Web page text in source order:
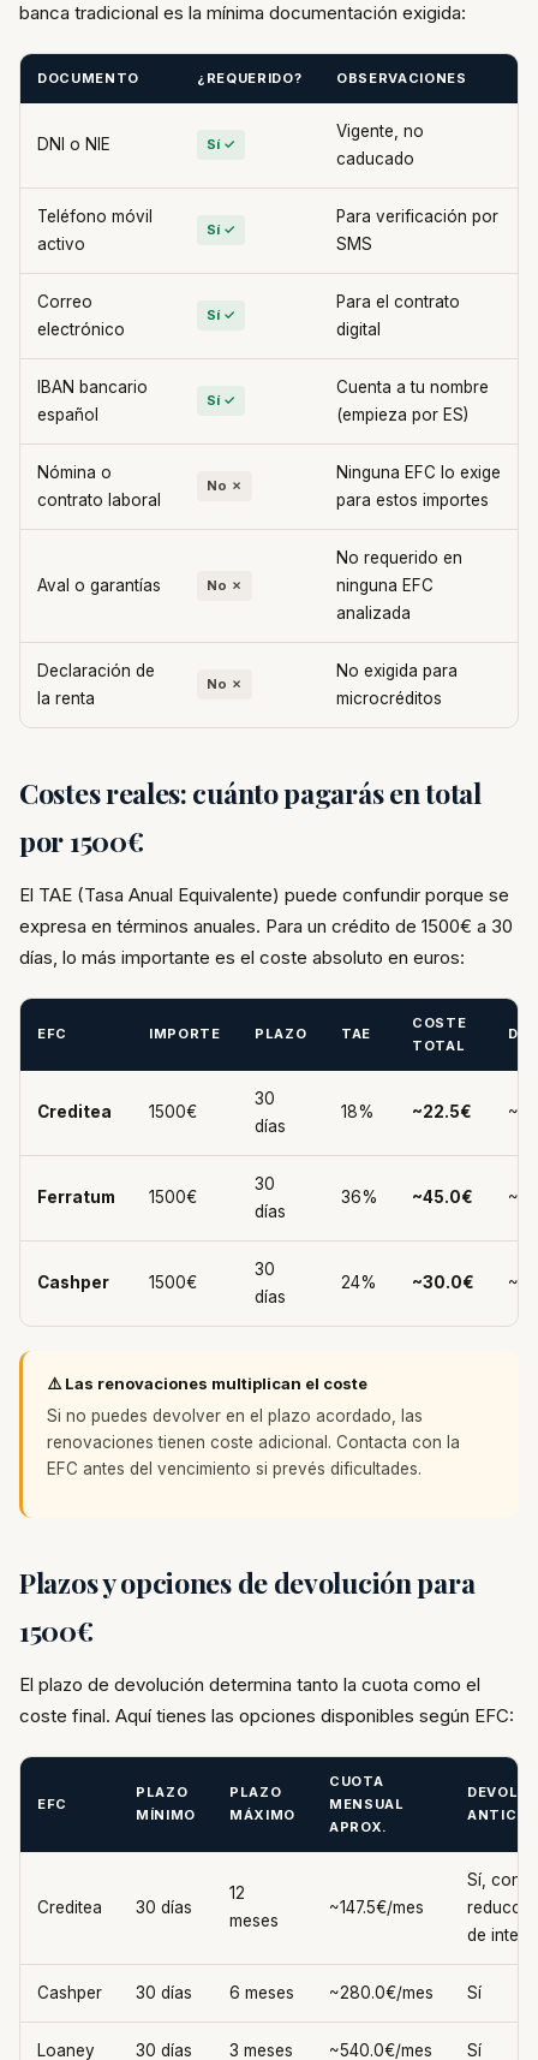
banca tradicional es la mínima documentación exigida:
DOCUMENTO ¿REQUERIDO? OBSERVACIONES
DNI o NIE Sí ✓
Vigente, no
caducado
Teléfono móvil
activo
Sí ✓
Para verificación por
SMS
Correo
electrónico
Sí ✓
Para el contrato
digital
IBAN bancario
español
Sí ✓
Cuenta a tu nombre
(empieza por ES)
Nómina o
contrato laboral
No ✗
Ninguna EFC lo exige
para estos importes
Aval o garantías No ✗
No requerido en
ninguna EFC
analizada
Declaración de
la renta
No ✗
No exigida para
microcréditos
Costes reales: cuánto pagarás en total
por 1500€
El TAE (Tasa Anual Equivalente) puede confundir porque se
expresa en términos anuales. Para un crédito de 1500€ a 30
días, lo más importante es el coste absoluto en euros:
EFC IMPORTE PLAZO TAE
COSTE
TOTAL
Creditea 1500€
30
días
18% ~22.5€
Ferratum 1500€
30
días
36% ~45.0€
Cashper 1500€
30
días
24% ~30.0€
⚠️ Las renovaciones multiplican el coste
Si no puedes devolver en el plazo acordado, las
renovaciones tienen coste adicional. Contacta con la
EFC antes del vencimiento si prevés dificultades.
Plazos y opciones de devolución para
1500€
El plazo de devolución determina tanto la cuota como el
coste final. Aquí tienes las opciones disponibles según EFC:
EFC
PLAZO
MÍNIMO
PLAZO
MÁXIMO
CUOTA
MENSUAL
APROX.
Creditea 30 días
12
meses
~147.5€/mes
Sí, con
de
Cashper 30 días 6 meses ~280.0€/mes Sí
Loaney 30 días 3 meses ~540.0€/mes Sí